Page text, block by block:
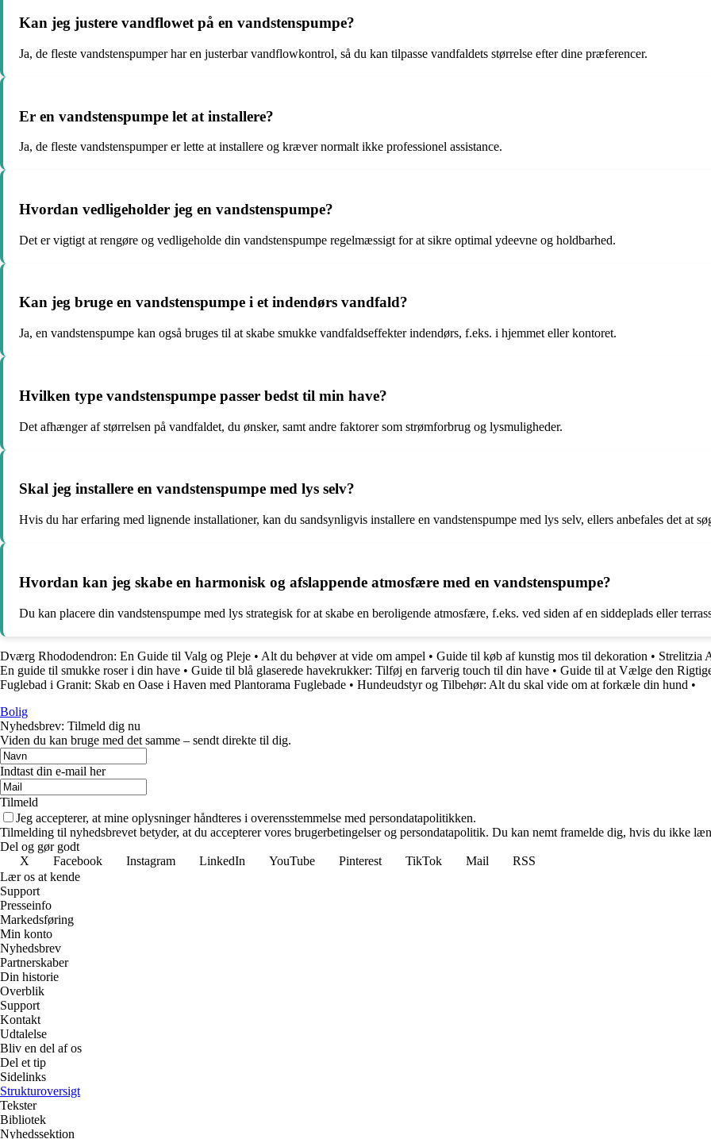
Kan jeg justere vandflowet på en vandstenspumpe?
Ja, de fleste vandstenspumper har en justerbar vandflowkontrol, så du kan tilpasse vandfaldets størrelse efter dine præferencer.
Er en vandstenspumpe let at installere?
Ja, de fleste vandstenspumper er lette at installere og kræver normalt ikke professionel assistance.
Hvordan vedligeholder jeg en vandstenspumpe?
Det er vigtigt at rengøre og vedligeholde din vandstenspumpe regelmæssigt for at sikre optimal ydeevne og holdbarhed.
Kan jeg bruge en vandstenspumpe i et indendørs vandfald?
Ja, en vandstenspumpe kan også bruges til at skabe smukke vandfaldseffekter indendørs, f.eks. i hjemmet eller kontoret.
Hvilken type vandstenspumpe passer bedst til min have?
Det afhænger af størrelsen på vandfaldet, du ønsker, samt andre faktorer som strømforbrug og lysmuligheder.
Skal jeg installere en vandstenspumpe med lys selv?
Hvis du har erfaring med lignende installationer, kan du sandsynligvis installere en vandstenspumpe med lys selv, ellers anbefales det at
Hvordan kan jeg skabe en harmonisk og afslappende atmosfære med en vandstenspumpe?
Du kan placere din vandstenspumpe med lys strategisk for at skabe en beroligende atmosfære, f.eks. ved siden af en siddeplads eller
Dværg Rhododendron: En Guide til Valg og Pleje • Alt du behøver at vide om ampel • Guide til køb af kunstig mos til dekoration • Strelitzia
En guide til smukke roser i din have • Guide til blå glaserede havekrukker: Tilføj en farverig touch til din have • Guide til at Vælge den
Fuglebad i Granit: Skab en Oase i Haven med Plantorama Fuglebade • Hundeudstyr og Tilbehør: Alt du skal vide om at forkæle din hund •
Bolig
Nyhedsbrev: Tilmeld dig nu
Viden du kan bruge med det samme – sendt direkte til dig.
Indtast din e-mail her
Tilmeld
Jeg accepterer, at mine oplysninger håndteres i overensstemmelse med persondatapolitikken.
Tilmelding til nyhedsbrevet betyder, at du accepterer vores brugerbetingelser og persondatapolitik. Du kan nemt framelde dig, hvis du ikke
Del og gør godt
X
Facebook Instagram LinkedIn YouTube Pinterest TikTok Mail
RSS
Lær os at kende
Support
Presseinfo
Markedsføring
Min konto
Nyhedsbrev
Partnerskaber
Din historie
Overblik
Support
Kontakt
Udtalelse
Bliv en del af os
Del et tip
Sidelinks
Strukturoversigt
Tekster
Bibliotek
Nyhedssektion